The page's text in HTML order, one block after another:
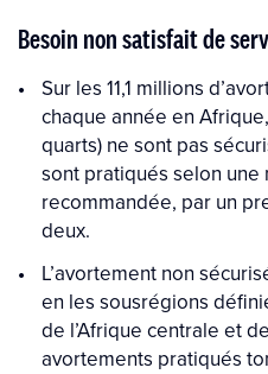
Besoin non satisfait de
Sur les 11,1 millions
chaque année en
quarts) ne sont pas
sont pratiqués selon une
recommandée, par un
deux.
L’avortement non
en les sousrégions
de l’Afrique centrale et
avortements pratiqués